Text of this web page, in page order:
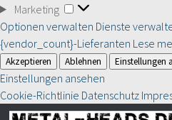
Marketing
Marketing
Optionen verwalten Dienste
{vendor_count}-Lieferanten Lese
Akzeptieren Ablehnen Einstellungen
Einstellungen ansehen
Cookie-Richtlinie Datenschutz